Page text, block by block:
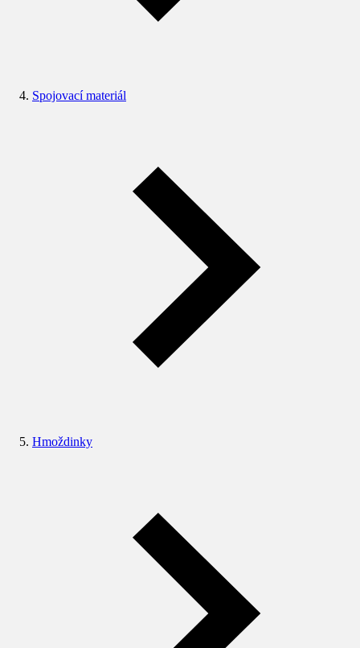
Spojovací materiál
Hmoždinky